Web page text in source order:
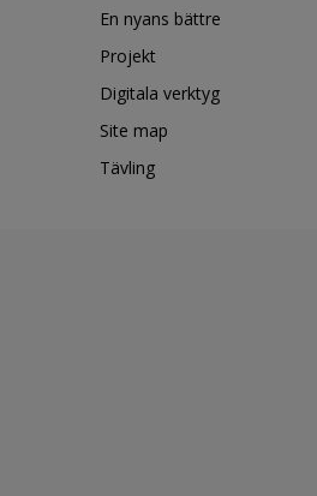
En nyans bättre
Projekt
Digitala verktyg
Site map
Tävling